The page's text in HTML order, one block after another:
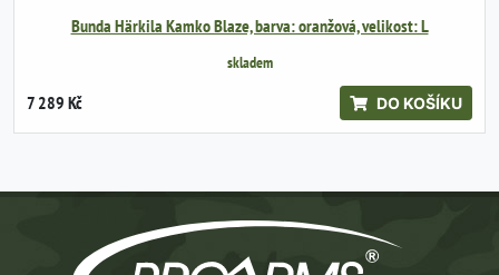
Bunda Härkila Kamko Blaze, barva: oranžová, velikost: L
skladem
7 289 Kč DO KOŠÍKU